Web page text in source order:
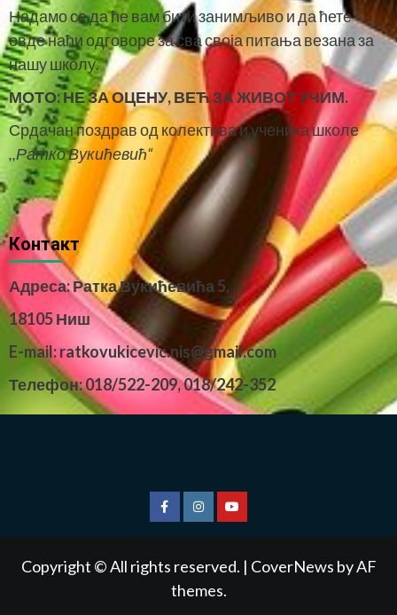
Надамо се да ће вам бити занимљиво и да ћете
овде наћи одговоре за сва своја питања везана за
нашу школу.
МОТО:НЕ ЗА ОЦЕНУ, ВЕЋ ЗА ЖИВОТ УЧИМ.
Срдачан поздрав од колектива и ученика школе
,,Ратко Вукићевић“
Контакт
Адреса: Ратка Вукићевића 5,
18105 Ниш
E-mail: ratkovukicevic.nis@gmail.com
Телефон: 018/522-209,018/242-352
Copyright © All rights reserved. | CoverNews by AF
themes.